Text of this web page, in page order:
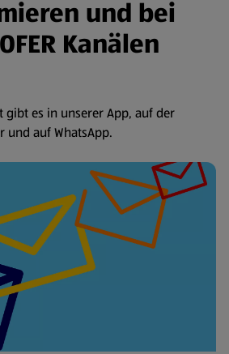
und bei
Kanälen
gibt es in unserer App, auf der
und auf WhatsApp.